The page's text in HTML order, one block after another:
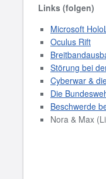
Links (folgen)
Microsoft
Oculus Rift
Störung bei
Cyberwar &
Die
Beschwerde
Nora & Max